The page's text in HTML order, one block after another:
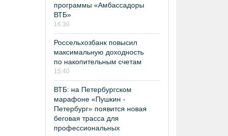
программы «Амбассадоры
ВТБ»
16:30
Россельхозбанк повысил
максимальную доходность
по накопительным счетам
15:40
ВТБ: на Петербургском
марафоне «Пушкин -
Петербург» появится новая
беговая трасса для
профессиональных